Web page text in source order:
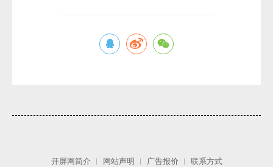
开屏网简介 网站声明 广告报价 联系方式